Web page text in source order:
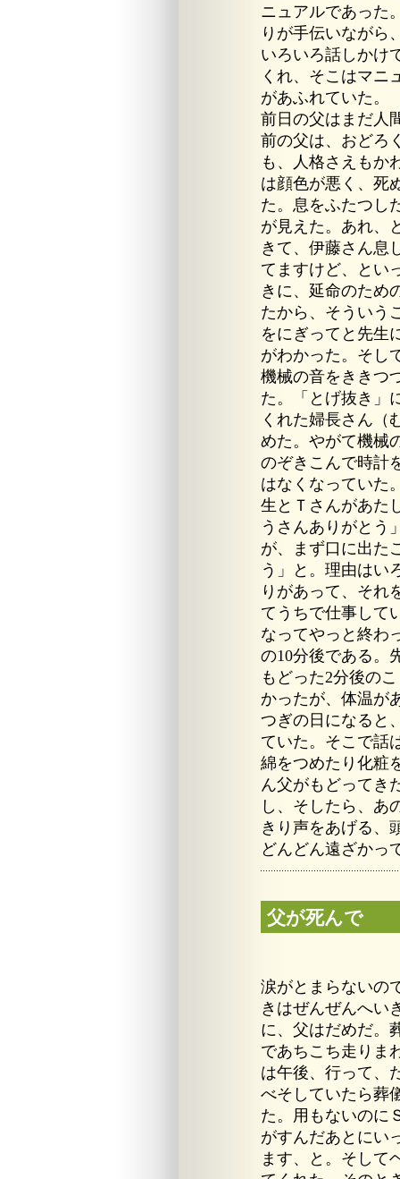
ニュアルであった
りが手伝いながら
いろいろ話しかけ
くれ、そこはマニ
があふれていた。
前日の父はまだ人
前の父は、おどろ
も、人格さえもか
は顔色が悪く、死
た。息をふたつし
が見えた。あれ、
きて、伊藤さん息
てますけど、とい
きに、延命のため
たから、そういう
をにぎってと先生
がわかった。そし
機械の音をききつ
た。「とげ抜き」
くれた婦長さん（
めた。やがて機械
のぞきこんで時計
はなくなっていた
生とＴさんがあた
うさんありがとう
が、まず口に出た
う」と。理由はい
りがあって、それ
てうちで仕事して
なってやっと終わ
の10分後である。
もどった2分後の
かったが、体温が
つぎの日になると
ていた。そこで話
綿をつめたり化粧
ん父がもどってき
し、そしたら、あ
きり声をあげる、
どんどん遠ざかっ
父が死んで
涙がとまらないの
きはぜんぜんへい
に、父はだめだ。
であちこち走りま
は午後、行って、
べそしていたら葬
た。用もないのに
がすんだあとにい
ます、と。そして